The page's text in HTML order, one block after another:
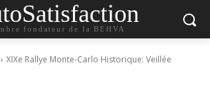
fondateur de la BEHVA
XIXe Rallye Monte-Carlo Historique: Veillée